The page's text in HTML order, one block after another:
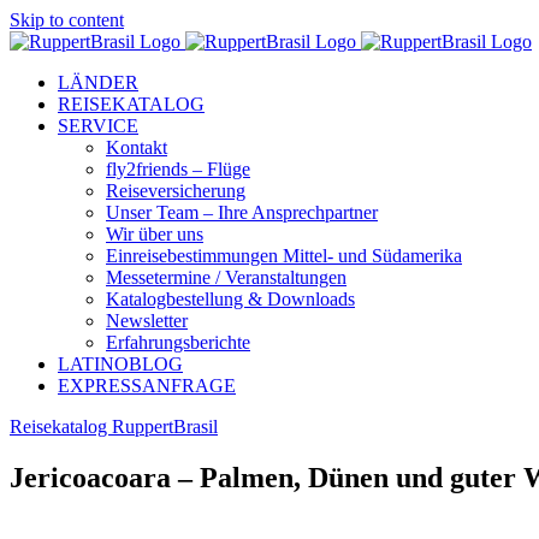
Skip to content
LÄNDER
REISEKATALOG
SERVICE
Kontakt
fly2friends – Flüge
Reiseversicherung
Unser Team – Ihre Ansprechpartner
Wir über uns
Einreisebestimmungen Mittel- und Südamerika
Messetermine / Veranstaltungen
Katalogbestellung & Downloads
Newsletter
Erfahrungsberichte
LATINOBLOG
EXPRESSANFRAGE
Reisekatalog RuppertBrasil
Jericoacoara – Palmen, Dünen und guter